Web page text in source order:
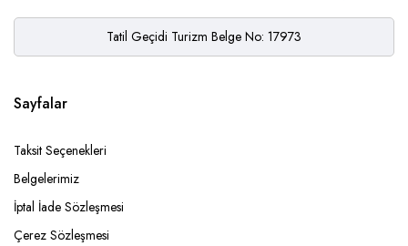
Tatil Geçidi Turizm Belge No: 17973
Sayfalar
Taksit Seçenekleri
Belgelerimiz
İptal İade Sözleşmesi
Çerez Sözleşmesi